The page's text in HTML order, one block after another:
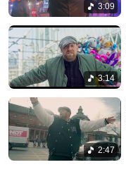
3:09
3:14
2:47